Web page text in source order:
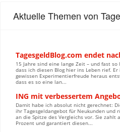
Aktuelle Themen von
TagesgeldBlog.com endet
15 Jahre sind eine lange Zeit – und fast so
dass ich diesen Blog hier ins Leben rief.
gewissen Experimentierfreude heraus
dass es so eine lan...
ING mit verbessertem
Damit habe ich absolut nicht gerechnet:
ihr Tagesgeldangebot für Neukunden und
an die Spitze des Vergleichs vor. Sie zahlt
Prozent und garantiert diesen...